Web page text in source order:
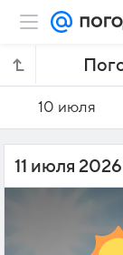
10 июля
11 июля 2026